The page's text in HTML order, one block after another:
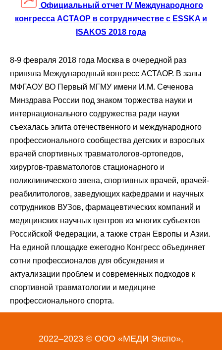
Официальный отчет IV Международного
конгресса АСТАОР в сотрудничестве c ESSKA и
ISAKOS 2018 года
8-9 февраля 2018 года Москва в очередной раз
приняла Международный конгресс АСТАОР. В залы
МФГАОУ ВО Первый МГМУ имени И.М. Сеченова
Минздрава России под знаком торжества науки и
интернационального содружества ради науки
съехалась элита отечественного и международного
профессионального сообщества детских и взрослых
врачей спортивных травматологов-ортопедов,
хирургов-травматологов стационарного и
поликлинического звена, спортивных врачей, врачей-
реабилитологов, заведующих кафедрами и научных
сотрудников ВУЗов, фармацевтических компаний и
медицинских научных центров из многих субъектов
Российской Федерации, а также стран Европы и Азии.
На единой площадке ежегодно Конгресс объединяет
сотни профессионалов для обсуждения и
актуализации проблем и современных подходов к
спортивной травматологии и медицине
профессионального спорта.
2022–2023 © ООО «МЕДИ Экспо»,